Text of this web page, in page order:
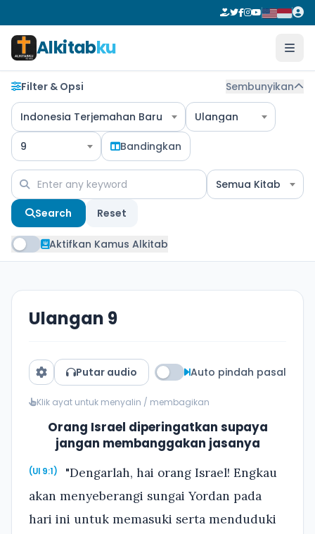
Alkitabku
Filter & Opsi Sembunyikan
Indonesia Terjemahan Baru Ulangan
9 Bandingkan
Semua Kitab
Search Reset
Aktifkan Kamus Alkitab
Ulangan 9
Putar audio Auto pindah pasal
Klik ayat untuk menyalin / membagikan
Orang Israel diperingatkan supaya
jangan membanggakan jasanya
(Ul 9:1)
"Dengarlah, hai orang Israel! Engkau
akan menyeberangi sungai Yordan pada
hari ini untuk memasuki serta menduduki